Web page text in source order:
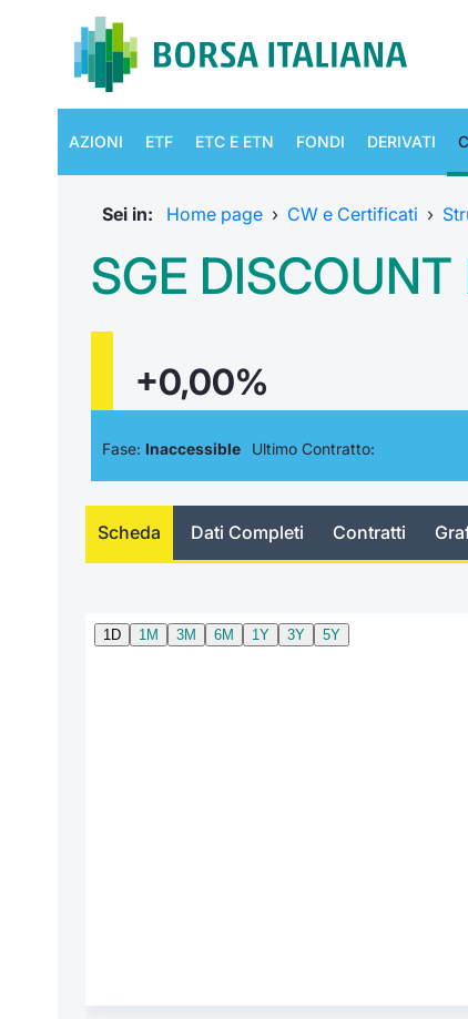
AZIONI ETF ETC E ETN FONDI DERIVATI
Sei in: Home page › CW e Certificati ›
SGE
+0,00%
Fase: Inaccessible Ultimo Contratto:
Scheda Dati Completi Contratti